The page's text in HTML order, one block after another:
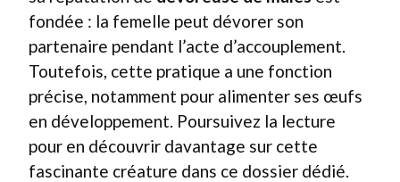
fondée : la femelle peut dévorer son
partenaire pendant l’acte d’accouplement.
Toutefois, cette pratique a une fonction
précise, notamment pour alimenter ses œufs
en développement. Poursuivez la lecture
pour en découvrir davantage sur cette
fascinante créature dans ce dossier dédié.